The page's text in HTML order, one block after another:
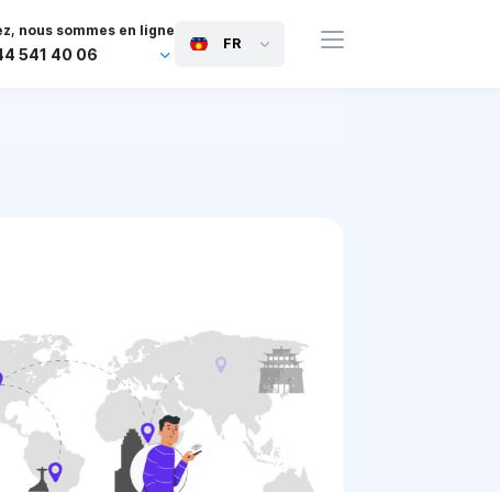
nous sommes en ligne
541 40 06
FR